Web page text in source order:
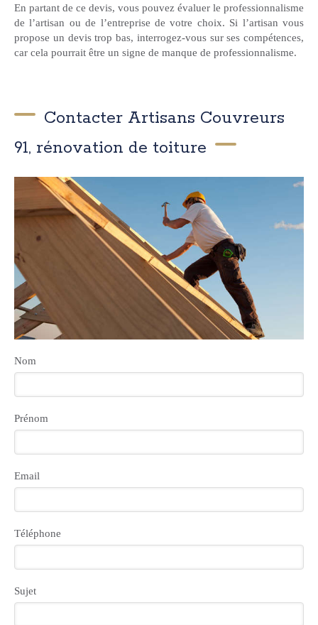
En partant de ce devis, vous pouvez évaluer le professionnalisme
de l’artisan ou de l’entreprise de votre choix. Si l’artisan vous
propose un devis trop bas, interrogez-vous sur ses compétences,
car cela pourrait être un signe de manque de professionnalisme.
Contacter Artisans Couvreurs
91, rénovation de toiture
Nom
Prénom
Email
Téléphone
Sujet